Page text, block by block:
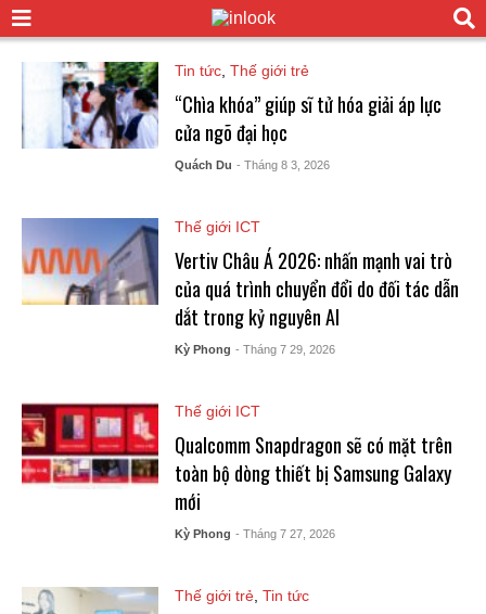
Tin tức, Thế giới trẻ
“Chìa khóa” giúp sĩ tử hóa giải áp lực
cửa ngõ đại học
Quách Du - Tháng 8 3, 2026
Thế giới ICT
Vertiv Châu Á 2026: nhấn mạnh vai trò
của quá trình chuyển đổi do đối tác dẫn
dắt trong kỷ nguyên AI
Kỳ Phong - Tháng 7 29, 2026
Thế giới ICT
Qualcomm Snapdragon sẽ có mặt trên
toàn bộ dòng thiết bị Samsung Galaxy
mới
Kỳ Phong - Tháng 7 27, 2026
Thế giới trẻ, Tin tức